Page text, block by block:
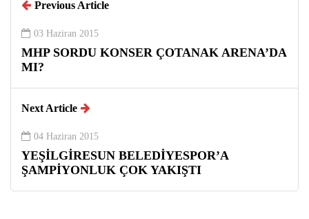
Previous Article
03 Haziran 2015
MHP SORDU KONSER ÇOTANAK ARENA’DA
MI?
Next Article
04 Haziran 2015
YEŞİLGİRESUN BELEDİYESPOR’A
ŞAMPİYONLUK ÇOK YAKIŞTI